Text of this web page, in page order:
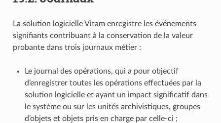
La solution logicielle Vitam enregistre les événements
signifiants contribuant à la conservation de la valeur
probante dans trois journaux métier :
Le journal des opérations, qui a pour objectif
d’enregistrer toutes les opérations effectuées par la
solution logicielle et ayant un impact significatif dans
le système ou sur les unités archivistiques, groupes
d’objets et objets pris en charge par celle-ci ;